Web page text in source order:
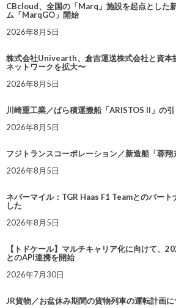
CBcloud、全国の「Marq」施設を起点とした
ム「MarqGO」開始
2026年8月5日
株式会社Univearth、倉吉運送株式会社と資本
ネットワークを拡大〜
2026年8月5日
川崎重工業／ばら積運搬船「ARISTOS II」の
2026年8月5日
フジトランスコーポレーション／新造船「蓉翔
2026年8月5日
ネバーマイル：TGR Haas F1 Teamとのパート
した
2026年8月5日
【トドケール】マルチキャリア化に向けて、
とのAPI連携を開始
2026年7月30日
JR貨物／お盆休み期間の貨物列車の運転計画に